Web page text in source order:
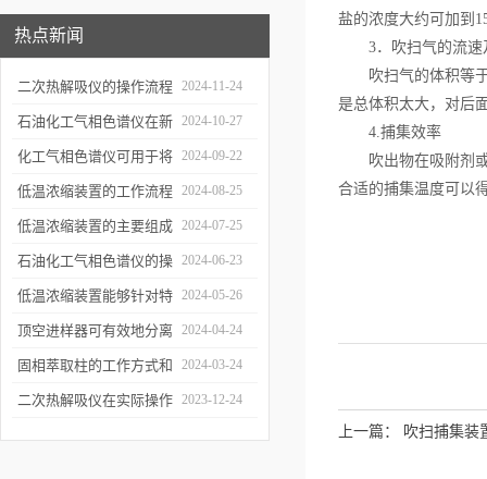
热点新闻
二次热解吸仪的操作流程
和使用注意事项
2024-11-24
石油化工气相色谱仪在新
材料、新产品的研发中的
应用
2024-10-27
化工气相色谱仪可用于将
样品引入色谱柱并推动分
离过程
2024-09-22
低温浓缩装置的工作流程
及使用注意事项
2024-08-25
低温浓缩装置的主要组成
部分及具体工作流程分析
2024-07-25
石油化工气相色谱仪的操
作要点详细分析
2024-06-23
低温浓缩装置能够针对特
定的目标组分进行有效浓
缩
2024-05-26
顶空进样器可有效地分离
和富集样品中的挥发性成
分
2024-04-24
固相萃取柱的工作方式和
应用场景
2024-03-24
二次热解吸仪在实际操作 2023-12-24
盐的浓度大约可加到
3．吹扫气的流速
吹扫气的体积等于
是总体积太大，对后
4.捕集效率
吹出物在吸附剂或
合适的捕集温度可以
上一篇： 吹扫捕集装